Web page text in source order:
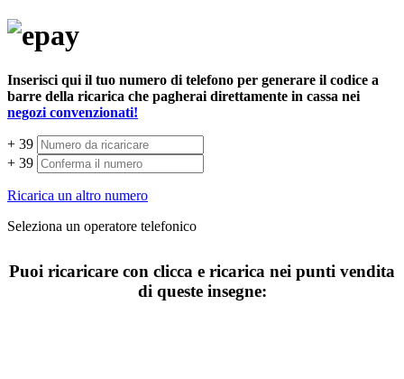
Inserisci qui il tuo numero di telefono per generare il codice a
barre della ricarica che pagherai direttamente in cassa nei
negozi convenzionati!
+ 39
+ 39
Ricarica un altro numero
Seleziona un operatore telefonico
Puoi ricaricare con clicca e ricarica nei punti vendita
di queste insegne: